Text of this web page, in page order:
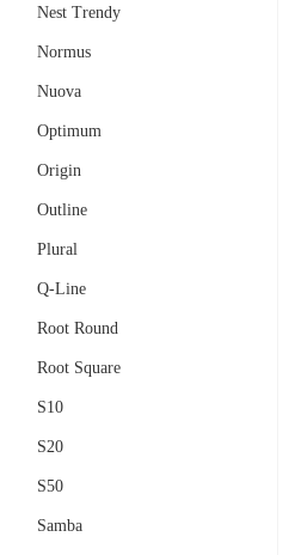
Nest Trendy
Normus
Nuova
Optimum
Origin
Outline
Plural
Q-Line
Root Round
Root Square
S10
S20
S50
Samba